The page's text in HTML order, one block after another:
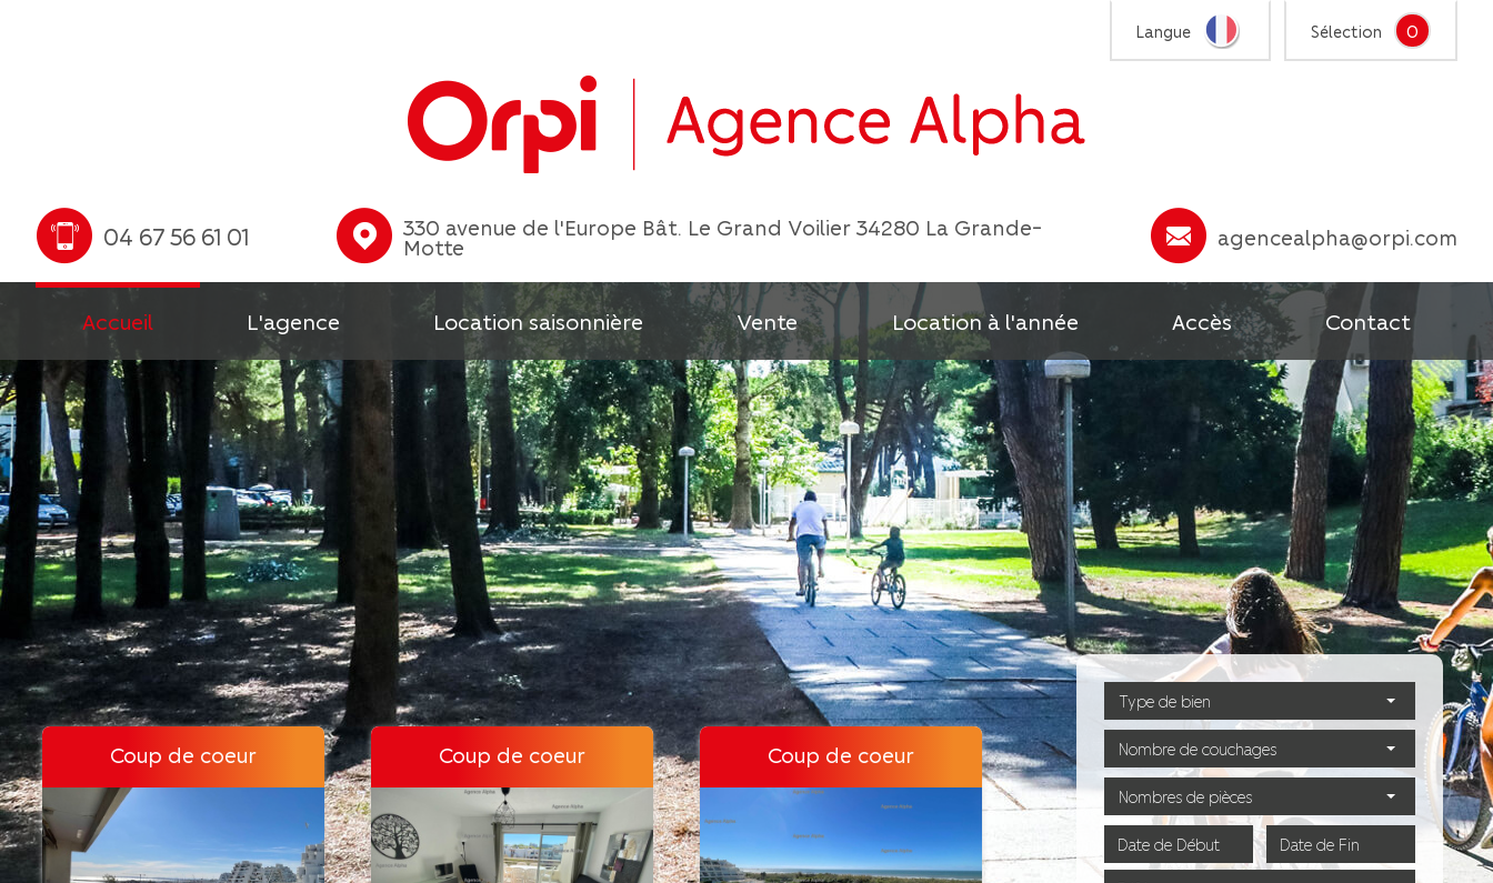
Langue Sélection 0
04 67 56 61 01 agencealpha@orpi.com
330 avenue de l'Europe Bât. Le Grand Voilier 34280 La Grande-
Motte
Accueil L'agence Location saisonnière Vente Location à l'année Accès Contact
Type de bien
Nombre de couchages
Nombres de pièces
Coup de coeur Coup de coeur Coup de coeur